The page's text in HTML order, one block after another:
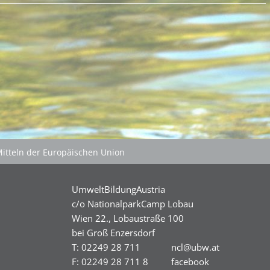
11th EuroTeens Camp
11th EuroTeens Camp
Welcome … im Grünen!
Happy … im Grünen!
der Europäischen Union
UmweltBildungAustria
c/o NationalparkCamp Lobau
Wien 22., Lobaustraße 100
bei Groß Enzersdorf
T: 02249 28 711
ncl@ubw.at
F: 02249 28 711 8
facebook